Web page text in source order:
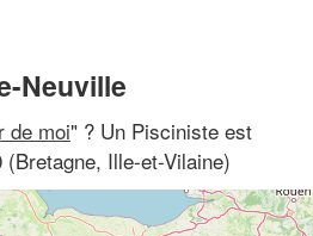
Neuville
de moi" ? Un Pisciniste est
Ille-et-Vilaine)